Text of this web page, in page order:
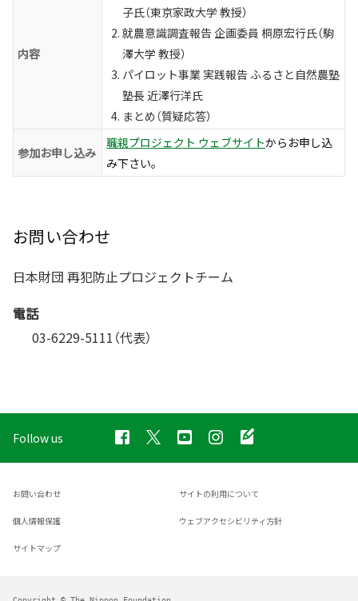
内容
子氏（東京家政大学 教授）
就農意識調査報告 企画委員 桐原宏行氏（駒
澤大学 教授）
パイロット事業 実践報告 ふるさと自然農塾
塾長 近澤行洋氏
まとめ（質疑応答）
参加お申し込み
職親プロジェクト ウェブサイトからお申し込
み下さい。
お問い合わせ
日本財団 再犯防止プロジェクトチーム
電話
03-6229-5111（代表）
Follow us
お問い合わせ サイトの利用について
個人情報保護 ウェブアクセシビリティ方針
サイトマップ